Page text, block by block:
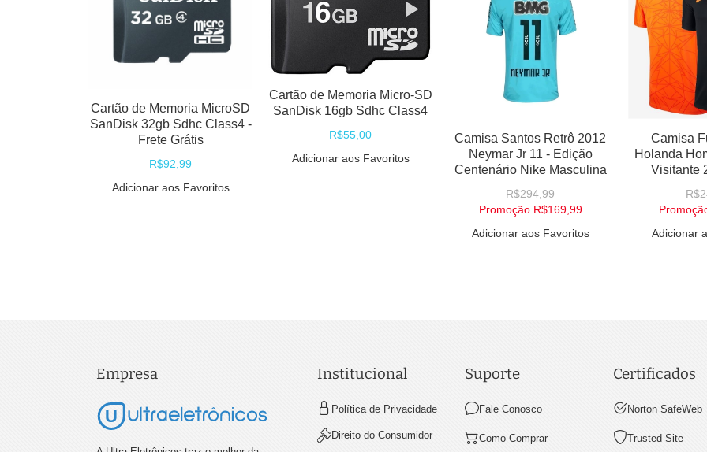
Cartão de Memoria MicroSD
SanDisk 32gb Sdhc Class4 -
Frete Grátis
R$92,99
Adicionar aos Favoritos
Cartão de Memoria Micro-SD
SanDisk 16gb Sdhc Class4
R$55,00
Adicionar aos Favoritos
Camisa Santos Retrô 2012
Neymar Jr 11 - Edição
Centenário Nike Masculina
R$294,99
Promoção R$169,99
Adicionar aos Favoritos
Camisa
Holanda
Visitante
Adicionar
Empresa Institucional
Política de Privacidade
Direito do Consumidor
Suporte
Fale Conosco
Como Comprar
Certificados
Norton SafeWeb
Trusted Site